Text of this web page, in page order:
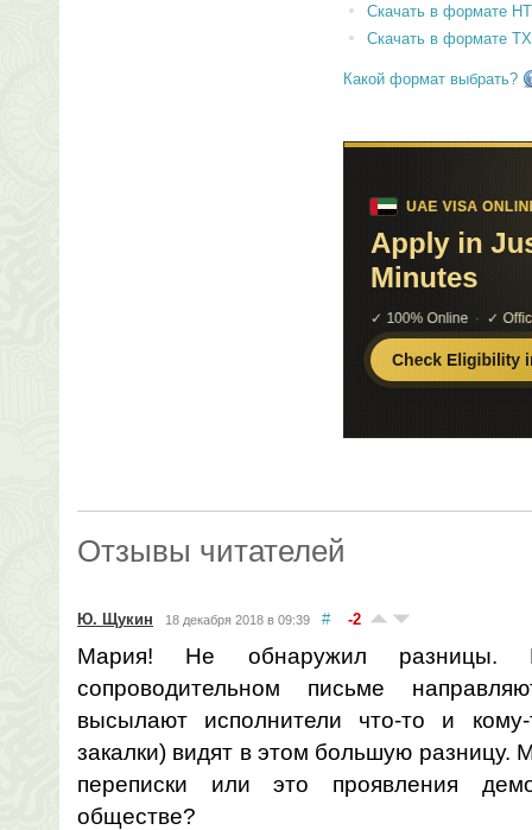
Скачать в формате
Скачать в формате
Какой формат выбрать?
Отзывы читателей
Ю. Щукин 18 декабря 2018 в 09:39 # -2
Мария! Не обнаружил
сопроводительном письме
высылают исполнители что-то и
закалки) видят в этом большую разницу.
переписки или это проявления
обществе?